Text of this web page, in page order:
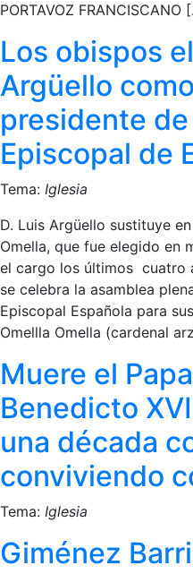
PORTAVOZ FRANCISCANO
Los obispos
Argüello
presidente
Episcopal de
Tema: Iglesia
D. Luis Argüello sustituye
Omella, que fue elegido en
el cargo los últimos cuatro
se celebra la asamblea
Episcopal Española para
Omellla Omella (cardenal
Muere el
Benedicto
una década
conviviendo
Tema: Iglesia
Giménez